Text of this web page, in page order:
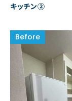
キッチン②